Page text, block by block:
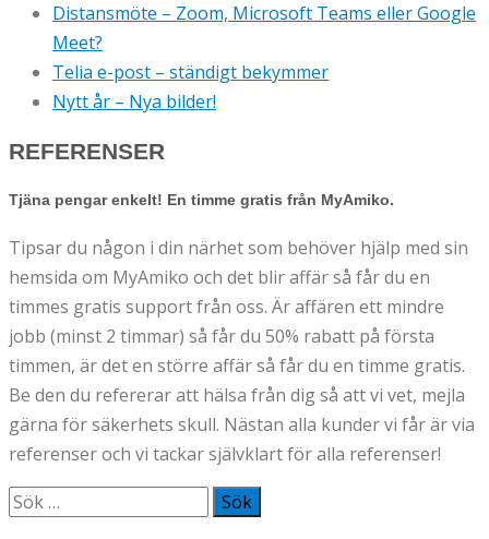
Distansmöte – Zoom, Microsoft Teams eller Google
Meet?
Telia e-post – ständigt bekymmer
Nytt år – Nya bilder!
REFERENSER
Tjäna pengar enkelt! En timme gratis från MyAmiko.
Tipsar du någon i din närhet som behöver hjälp med sin
hemsida om MyAmiko och det blir affär så får du en
timmes gratis support från oss. Är affären ett mindre
jobb (minst 2 timmar) så får du 50% rabatt på första
timmen, är det en större affär så får du en timme gratis.
Be den du refererar att hälsa från dig så att vi vet, mejla
gärna för säkerhets skull. Nästan alla kunder vi får är via
referenser och vi tackar självklart för alla referenser!
Sök